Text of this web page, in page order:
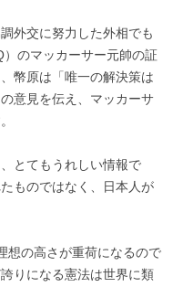
外交に努力した外相でも
のマッカーサー元帥の証
幣原は「唯一の解決策は
意見を伝え、マッカーサ
とてもうれしい情報で
ものではなく、日本人が
想の高さが重荷になるので
りになる憲法は世界に類